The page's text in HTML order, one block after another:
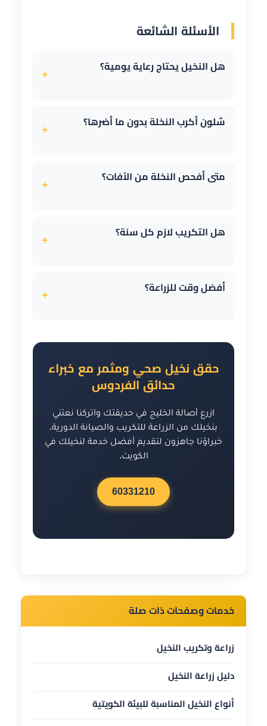
الأسئلة الشائعة
هل النخيل يحتاج رعاية يومية؟
+
مهم لصحة النخلة. التكريب الدوري ضروري أيضاً
شلون أكرب النخلة بدون ما أضرها؟
+
استخدام أدوات حادة ونظيفة، وتكريب السعف
متى أفحص النخلة من الآفات؟
+
وخاصة بعد عملية التكريب مباشرة. انتبه لأي
هل التكريب لازم كل سنة؟
+
سنوياً على الأقل، ويفضل أن يكون ذلك في
نهاية موسم الحصاد أو قبل بداية موسم التلقيح
أفضل وقت للزراعة؟
+
هذه الفترات تتميز بدرجات حرارة معتدلة تساعد
حلول الصيف الحار أو البرد الشديد.
حقق نخيل صحي ومثمر مع خبراء
حدائق الفردوس
ازرع أصالة الخليج في حديقتك واتركنا نعتني
بنخيلك من الزراعة للتكريب والصيانة الدورية.
خبراؤنا جاهزون لتقديم أفضل خدمة لنخيلك في
الكويت.
60331210
خدمات وصفحات ذات صلة
زراعة وتكريب النخيل
دليل زراعة النخيل
أنواع النخيل المناسبة للبيئة الكويتية